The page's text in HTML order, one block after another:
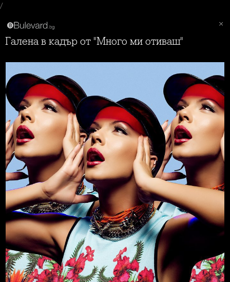
/
Галена в кадър от "Много ми отиваш"